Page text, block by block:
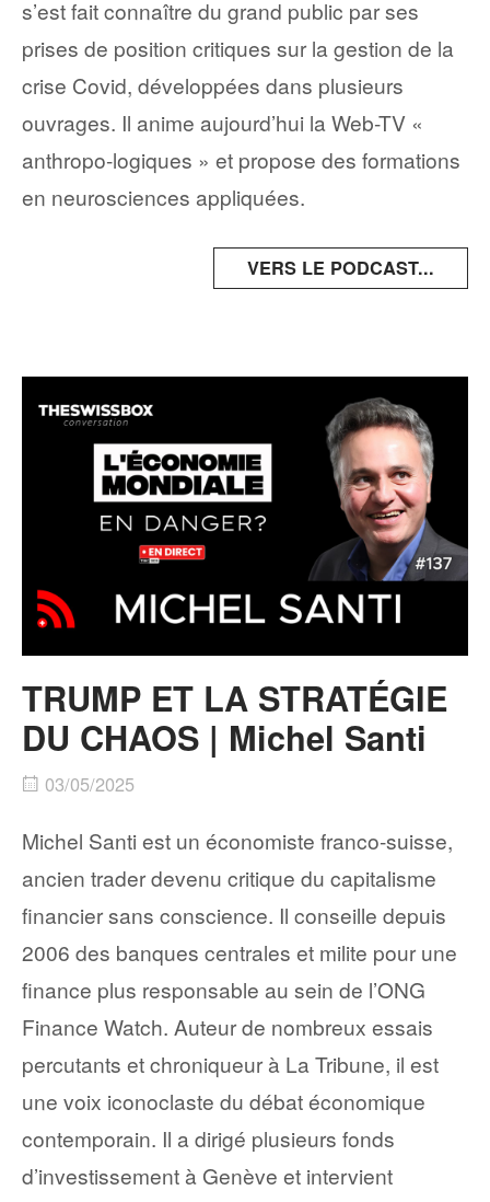
s’est fait connaître du grand public par ses
prises de position critiques sur la gestion de la
crise Covid, développées dans plusieurs
ouvrages. Il anime aujourd’hui la Web-TV «
anthropo-logiques » et propose des formations
en neurosciences appliquées.
VERS LE PODCAST...
TRUMP ET LA STRATÉGIE
DU CHAOS | Michel Santi
03/05/2025
Michel Santi est un économiste franco-suisse,
ancien trader devenu critique du capitalisme
financier sans conscience. Il conseille depuis
2006 des banques centrales et milite pour une
finance plus responsable au sein de l’ONG
Finance Watch. Auteur de nombreux essais
percutants et chroniqueur à La Tribune, il est
une voix iconoclaste du débat économique
contemporain. Il a dirigé plusieurs fonds
d’investissement à Genève et intervient